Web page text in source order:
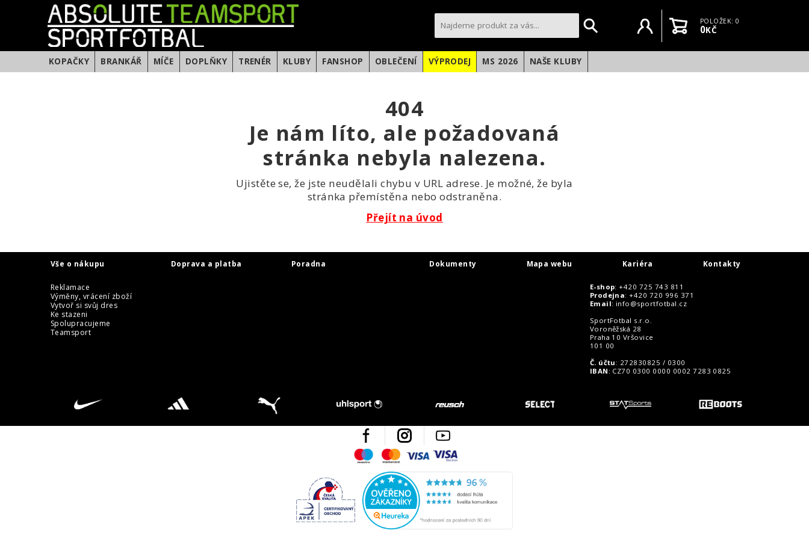
Uživatelský účet
KošíkPOLOŽEK: 0
0KČ
KOPAČKY BRANKÁŘ MÍČE DOPLŇKY TRENÉR KLUBY FANSHOP OBLEČENÍ VÝPRODEJ MS 2026 NAŠE KLUBY
404
Je nám líto, ale požadovaná
stránka nebyla nalezena.
Ujistěte se, že jste neudělali chybu v URL adrese. Je možné, že byla
stránka přemístěna nebo odstraněna.
Přejít na úvod
Vše o nákupu Doprava a platba Poradna
Reklamace
Výměny, vrácení zboží
Vytvoř si svůj dres
Ke stazeni
Spolupracujeme
Teamsport
Dokumenty Mapa webu Kariéra Kontakty
E-shop: +420 725 743 811
Prodejna: +420 720 996 371
Email: info@sportfotbal.cz
SportFotbal s.r.o.
Voroněžská 28
Praha 10 Vršovice
101 00
Č. účtu : 272830825 / 0300
IBAN : CZ70 0300 0000 0002 7283 0825
Facebook Instagram
MaestroMastercard
Visa
Česká kvalita